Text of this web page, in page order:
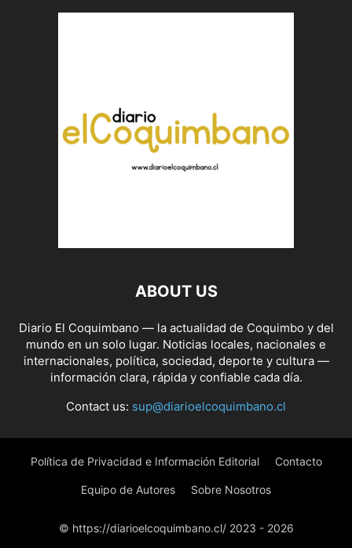
ABOUT US
Diario El Coquimbano — la actualidad de Coquimbo y del
mundo en un solo lugar. Noticias locales, nacionales e
internacionales, política, sociedad, deporte y cultura —
información clara, rápida y confiable cada día.
Contact us: sup@diarioelcoquimbano.cl
Política de Privacidad e Información Editorial Contacto
Equipo de Autores Sobre Nosotros
© https://diarioelcoquimbano.cl/ 2023 - 2026